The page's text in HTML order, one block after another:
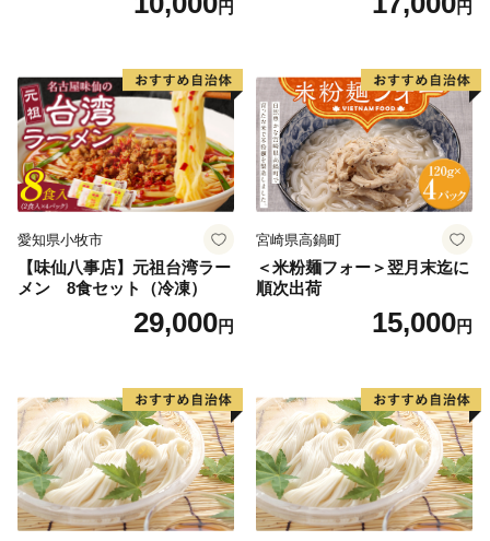
円 円
愛知県小牧市
【味仙八事店】元祖台湾ラー
メン 8食セット（冷凍）
29,000円
宮崎県高鍋町
＜米粉麺フォー＞翌月末迄に
順次出荷
15,000円